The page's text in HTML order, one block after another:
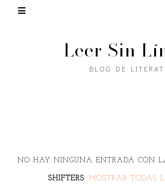
Leer Sin
BLOG DE
NO HAY NINGUNA ENTRADA CON
SHIFTERS. MOSTRAR TODAS